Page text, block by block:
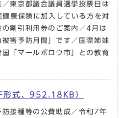
東京都議会議員選挙投票日は
康保険に加入している方を対
割引利用券のご案内／4月は
被害予防月間」です／国際姉妹
「マールボロウ市」との教育
形式、952.18KB）
防接種等の公費助成／令和7年